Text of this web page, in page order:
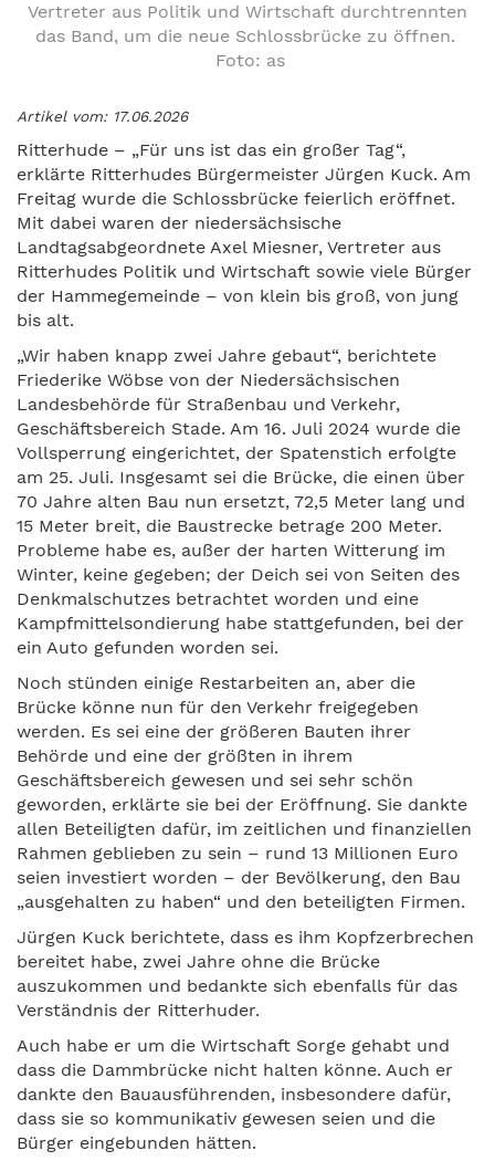
Vertreter aus Politik und Wirtschaft durchtrennten
das Band, um die neue Schlossbrücke zu öffnen.
Foto: as
Artikel vom: 17.06.2026
Ritterhude – „Für uns ist das ein großer Tag“,
erklärte Ritterhudes Bürgermeister Jürgen Kuck. Am
Freitag wurde die Schlossbrücke feierlich eröffnet.
Mit dabei waren der niedersächsische
Landtagsabgeordnete Axel Miesner, Vertreter aus
Ritterhudes Politik und Wirtschaft sowie viele Bürger
der Hammegemeinde – von klein bis groß, von jung
bis alt.
„Wir haben knapp zwei Jahre gebaut“, berichtete
Friederike Wöbse von der Niedersächsischen
Landesbehörde für Straßenbau und Verkehr,
Geschäftsbereich Stade. Am 16. Juli 2024 wurde die
Vollsperrung eingerichtet, der Spatenstich erfolgte
am 25. Juli. Insgesamt sei die Brücke, die einen über
70 Jahre alten Bau nun ersetzt, 72,5 Meter lang und
15 Meter breit, die Baustrecke betrage 200 Meter.
Probleme habe es, außer der harten Witterung im
Winter, keine gegeben; der Deich sei von Seiten des
Denkmalschutzes betrachtet worden und eine
Kampfmittelsondierung habe stattgefunden, bei der
ein Auto gefunden worden sei.
Noch stünden einige Restarbeiten an, aber die
Brücke könne nun für den Verkehr freigegeben
werden. Es sei eine der größeren Bauten ihrer
Behörde und eine der größten in ihrem
Geschäftsbereich gewesen und sei sehr schön
geworden, erklärte sie bei der Eröffnung. Sie dankte
allen Beteiligten dafür, im zeitlichen und finanziellen
Rahmen geblieben zu sein – rund 13 Millionen Euro
seien investiert worden – der Bevölkerung, den Bau
„ausgehalten zu haben“ und den beteiligten Firmen.
Jürgen Kuck berichtete, dass es ihm Kopfzerbrechen
bereitet habe, zwei Jahre ohne die Brücke
auszukommen und bedankte sich ebenfalls für das
Verständnis der Ritterhuder.
Auch habe er um die Wirtschaft Sorge gehabt und
dass die Dammbrücke nicht halten könne. Auch er
dankte den Bauausführenden, insbesondere dafür,
dass sie so kommunikativ gewesen seien und die
Bürger eingebunden hätten.